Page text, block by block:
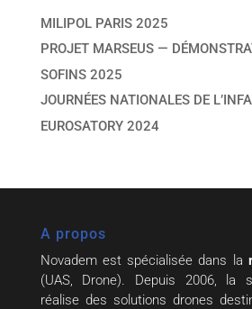
MILIPOL PARIS 2025
PROJET MARSEUS —
SOFINS 2025
JOURNÉES NATIONALES DE
EUROSATORY 2024
A propos
Novadem est spécialisée dans la
(UAS, Drone). Depuis 2006, la
réalise des solutions drones